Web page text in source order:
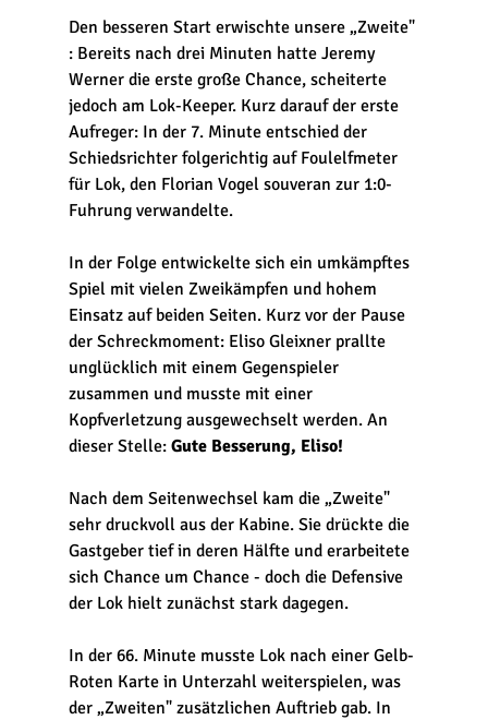
Den besseren Start erwischte unsere „Zweite"
: Bereits nach drei Minuten hatte Jeremy
Werner die erste große Chance, scheiterte
jedoch am Lok-Keeper. Kurz darauf der erste
Aufreger: In der 7. Minute entschied der
Schiedsrichter folgerichtig auf Foulelfmeter
für Lok, den Florian Vogel souveran zur 1:0-
Fuhrung verwandelte.
In der Folge entwickelte sich ein umkämpftes
Spiel mit vielen Zweikämpfen und hohem
Einsatz auf beiden Seiten. Kurz vor der Pause
der Schreckmoment: Eliso Gleixner prallte
unglücklich mit einem Gegenspieler
zusammen und musste mit einer
Kopfverletzung ausgewechselt werden. An
dieser Stelle: Gute Besserung, Eliso!
Nach dem Seitenwechsel kam die „Zweite"
sehr druckvoll aus der Kabine. Sie drückte die
Gastgeber tief in deren Hälfte und erarbeitete
sich Chance um Chance - doch die Defensive
der Lok hielt zunächst stark dagegen.
In der 66. Minute musste Lok nach einer Gelb-
Roten Karte in Unterzahl weiterspielen, was
der „Zweiten" zusätzlichen Auftrieb gab. In